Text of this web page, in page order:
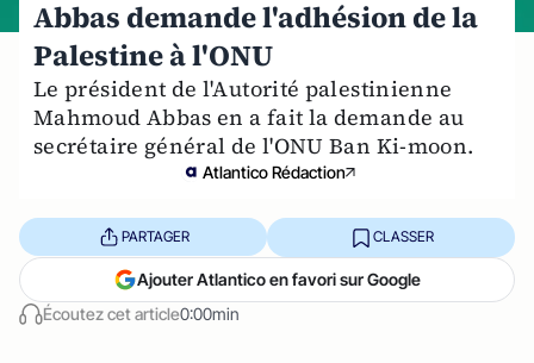
Abbas demande l'adhésion de la
Palestine à l'ONU
Le président de l'Autorité palestinienne
Mahmoud Abbas en a fait la demande au
secrétaire général de l'ONU Ban Ki-moon.
Atlantico Rédaction
Écoutez cet article0:00min
PARTAGER CLASSER
Ajouter Atlantico en favori sur Google